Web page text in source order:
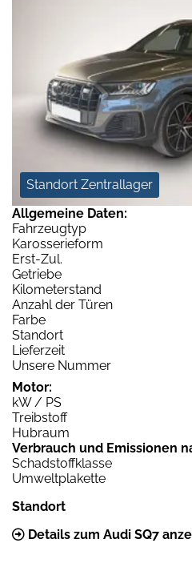
Standort Zentrallager
Allgemeine Daten:
Fahrzeugtyp
Karosserieform
Erst-Zul.
Getriebe
Kilometerstand
Anzahl der Türen
Farbe
Standort
Lieferzeit
Unsere Nummer
Motor:
kW / PS
Treibstoff
Hubraum
Verbrauch und Emissionen
Schadstoffklasse
Umweltplakette
Standort
Details zum Audi SQ7